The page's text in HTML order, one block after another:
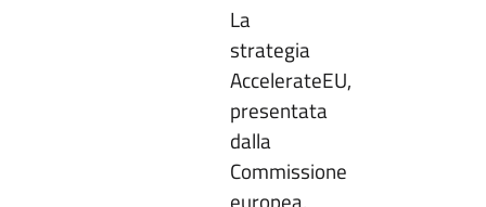
La
strategia
AccelerateEU,
presentata
dalla
Commissione